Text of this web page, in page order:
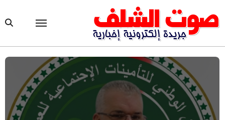
to
content